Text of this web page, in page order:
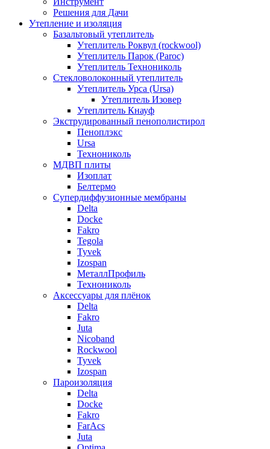
Решения для Дачи
Утепление и изоляция
Базальтовый утеплитель
Утеплитель Роквул (rockwool)
Утеплитель Парок (Paroc)
Утеплитель Технониколь
Стекловолоконный утеплитель
Утеплитель Урса (Ursa)
Утеплитель Изовер
Утеплитель Кнауф
Экструдированный пенополистирол
Пеноплэкс
Ursa
Технониколь
МДВП плиты
Изоплат
Белтермо
Супердиффузионные мембраны
Delta
Docke
Fakro
Tegola
Tyvek
Izospan
МеталлПрофиль
Технониколь
Аксессуары для плёнок
Delta
Fakro
Juta
Nicoband
Rockwool
Tyvek
Izospan
Пароизоляция
Delta
Docke
Fakro
FarAcs
Juta